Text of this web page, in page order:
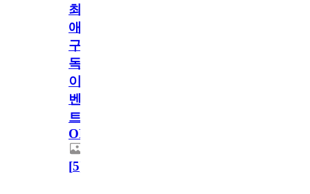
최
애
구
독
이
벤
트
OPEN!
[5]